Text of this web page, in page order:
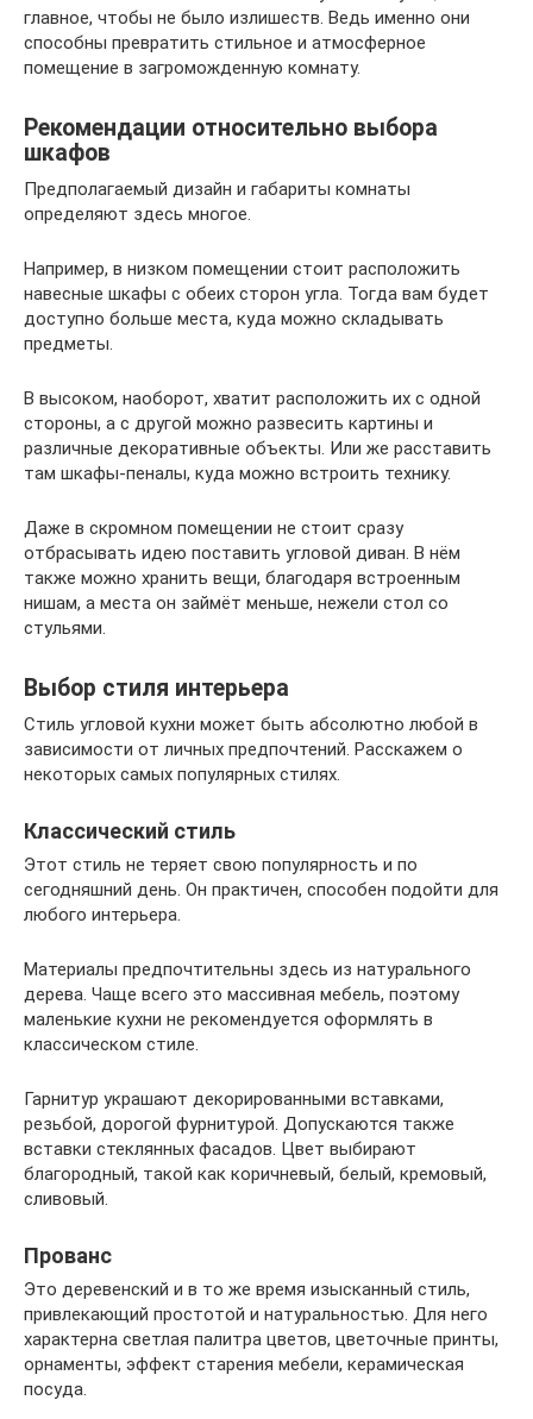
главное, чтобы не было излишеств. Ведь именно они
способны превратить стильное и атмосферное
помещение в загроможденную комнату.
Рекомендации относительно выбора
шкафов
Предполагаемый дизайн и габариты комнаты
определяют здесь многое.
Например, в низком помещении стоит расположить
навесные шкафы с обеих сторон угла. Тогда вам будет
доступно больше места, куда можно складывать
предметы.
В высоком, наоборот, хватит расположить их с одной
стороны, а с другой можно развесить картины и
различные декоративные объекты. Или же расставить
там шкафы-пеналы, куда можно встроить технику.
Даже в скромном помещении не стоит сразу
отбрасывать идею поставить угловой диван. В нём
также можно хранить вещи, благодаря встроенным
нишам, а места он займёт меньше, нежели стол со
стульями.
Выбор стиля интерьера
Стиль угловой кухни может быть абсолютно любой в
зависимости от личных предпочтений. Расскажем о
некоторых самых популярных стилях.
Классический стиль
Этот стиль не теряет свою популярность и по
сегодняшний день. Он практичен, способен подойти для
любого интерьера.
Материалы предпочтительны здесь из натурального
дерева. Чаще всего это массивная мебель, поэтому
маленькие кухни не рекомендуется оформлять в
классическом стиле.
Гарнитур украшают декорированными вставками,
резьбой, дорогой фурнитурой. Допускаются также
вставки стеклянных фасадов. Цвет выбирают
благородный, такой как коричневый, белый, кремовый,
сливовый.
Прованс
Это деревенский и в то же время изысканный стиль,
привлекающий простотой и натуральностью. Для него
характерна светлая палитра цветов, цветочные принты,
орнаменты, эффект старения мебели, керамическая
посуда.